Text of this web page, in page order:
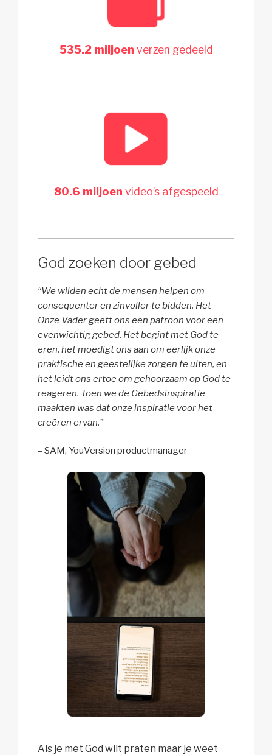
535.2 miljoen verzen gedeeld
80.6 miljoen video’s afgespeeld
God zoeken door gebed
“We wilden echt de mensen helpen om
consequenter en zinvoller te bidden. Het
Onze Vader geeft ons een patroon voor een
evenwichtig gebed. Het begint met God te
eren, het moedigt ons aan om eerlijk onze
praktische en geestelijke zorgen te uiten, en
het leidt ons ertoe om gehoorzaam op God te
reageren. Toen we de Gebedsinspiratie
maakten was dat onze inspiratie voor het
creëren ervan.”
– SAM, YouVersion productmanager
Als je met God wilt praten maar je weet